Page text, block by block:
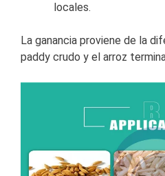
locales.
La ganancia proviene de la
paddy crudo y el arroz